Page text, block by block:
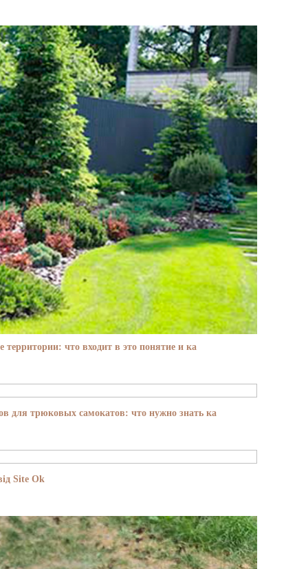
территории: что входит в это понятие и ка
для трюковых самокатов: что нужно знать ка
Site Ok